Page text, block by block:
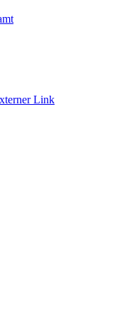
Link